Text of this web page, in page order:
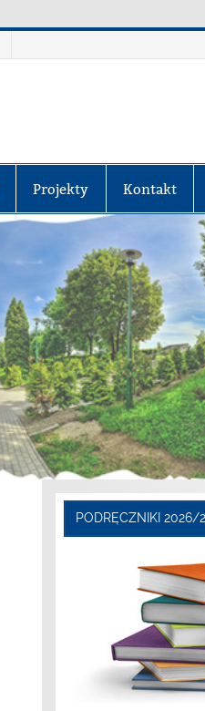
Projekty Kontakt
PODRĘCZNIKI 2026/